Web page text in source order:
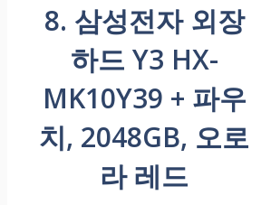
8. 삼성전자 외장
하드 Y3 HX-
MK10Y39 + 파우
치, 2048GB, 오로
라 레드